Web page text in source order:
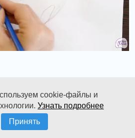
декоративная, здесь
черный цвет.
cookie-файлы и
Узнать подробнее
Принять